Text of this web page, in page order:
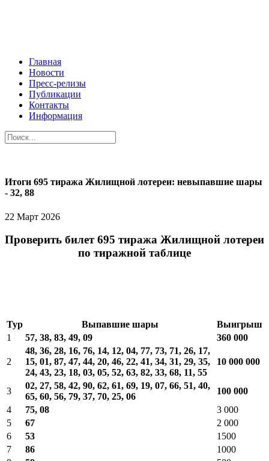
Главная
Новости
Пресс-релизы
Публикации
Контакты
Информация
Итоги 695 тиража Жилищной лотереи: невыпавшие шары
- 32, 88
22 Март 2026
Проверить билет 695 тиража Жилищной лотереи
по тиражной таблице
Тур Выпавшие шары
Выигрыш
1
57, 38, 83, 49, 09 360 000
2
48, 36, 28, 16, 76, 14, 12, 04, 77, 73, 71, 26, 17,
15, 01, 87, 47, 44, 20, 46, 22, 41, 34, 31, 29, 35,
24, 43, 23, 18, 03, 05, 52, 63, 82, 33, 68, 11, 55
10 000 000
3
02, 27, 58, 42, 90, 62, 61, 69, 19, 07, 66, 51, 40,
65, 60, 56, 79, 37, 70, 25, 06
100 000
4
75, 08
3 000
5
67
2 000
6
53
1500
7
86
1000